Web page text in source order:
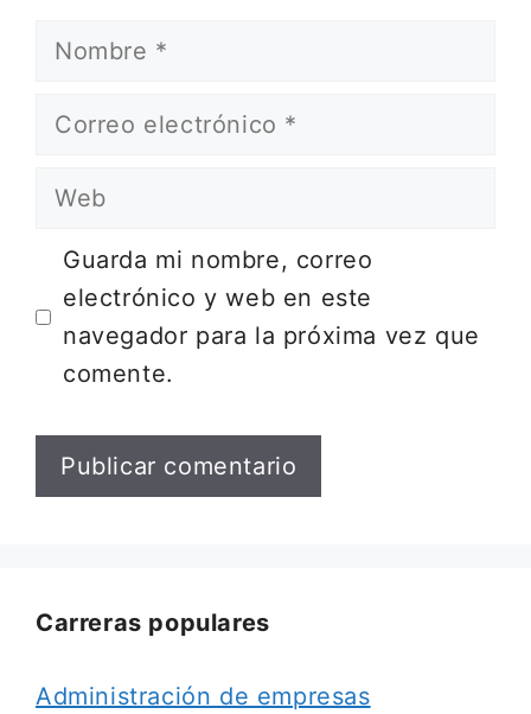
Nombre
Correo
Web
Guarda mi nombre, correo
electrónico y web en este
navegador para la próxima vez que
comente.
Carreras populares
Administración de empresas